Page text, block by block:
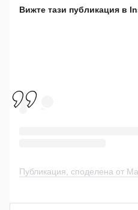
Вижте тази публикация в
Публикация, споделена от